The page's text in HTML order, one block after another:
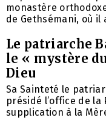
monastère
de Gethsémani, où il
Le patriarche
le « mystère
Dieu
Sa Sainteté le
présidé l’office de la
supplication à la